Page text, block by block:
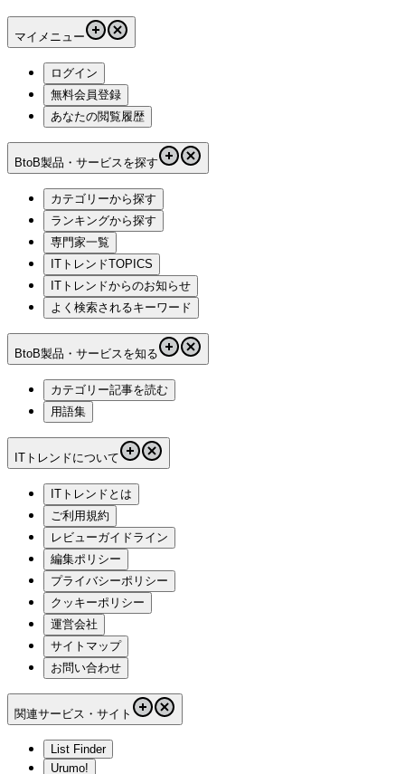
マイメニュー
ログイン
無料会員登録
あなたの閲覧履歴
BtoB製品・サービスを探す
カテゴリーから探す
ランキングから探す
専門家一覧
ITトレンドTOPICS
ITトレンドからのお知らせ
よく検索されるキーワード
BtoB製品・サービスを知る
カテゴリー記事を読む
用語集
ITトレンドについて
ITトレンドとは
ご利用規約
レビューガイドライン
編集ポリシー
プライバシーポリシー
クッキーポリシー
運営会社
サイトマップ
お問い合わせ
関連サービス・サイト
List Finder
Urumo!